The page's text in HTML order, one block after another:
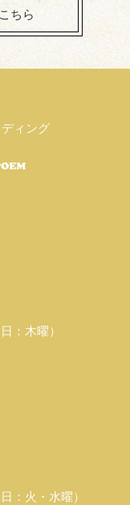
ちら
ィング
：木曜）
：火・水曜）